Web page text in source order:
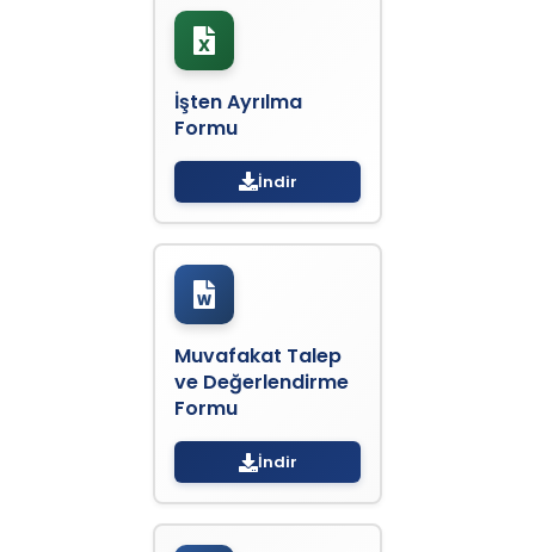
İşten Ayrılma
Formu
İndir
Muvafakat Talep
ve Değerlendirme
Formu
İndir